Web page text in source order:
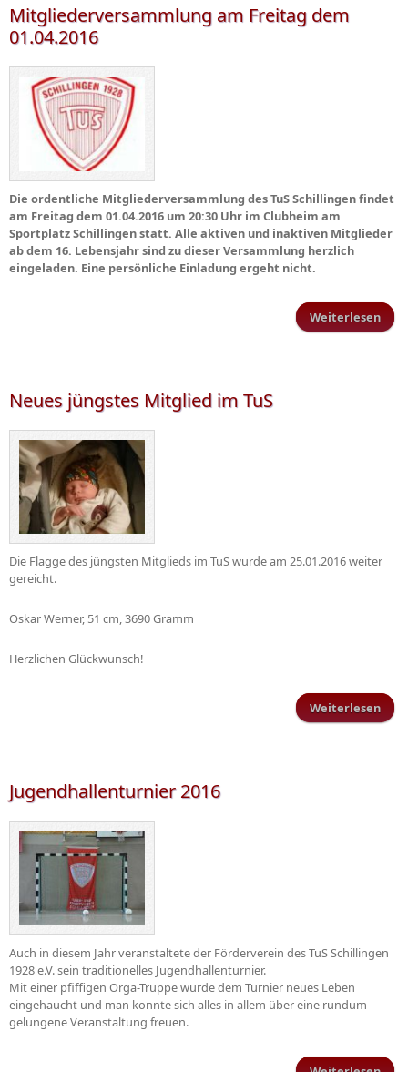
Mitgliederversammlung am Freitag dem
01.04.2016
Die ordentliche Mitgliederversammlung des TuS Schillingen findet
am Freitag dem 01.04.2016 um 20:30 Uhr im Clubheim am
Sportplatz Schillingen statt. Alle aktiven und inaktiven Mitglieder
ab dem 16. Lebensjahr sind zu dieser Versammlung herzlich
eingeladen. Eine persönliche Einladung ergeht nicht.
Weiterlesen
Neues jüngstes Mitglied im TuS
Die Flagge des jüngsten Mitglieds im TuS wurde am 25.01.2016 weiter
gereicht.
Oskar Werner, 51 cm, 3690 Gramm
Herzlichen Glückwunsch!
Weiterlesen
Jugendhallenturnier 2016
Auch in diesem Jahr veranstaltete der Förderverein des TuS Schillingen
1928 e.V. sein traditionelles Jugendhallenturnier.
Mit einer pfiffigen Orga-Truppe wurde dem Turnier neues Leben
eingehaucht und man konnte sich alles in allem über eine rundum
gelungene Veranstaltung freuen.